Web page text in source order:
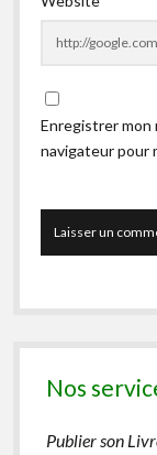
Enregistrer mon
navigateur pour
Nos
Publier son